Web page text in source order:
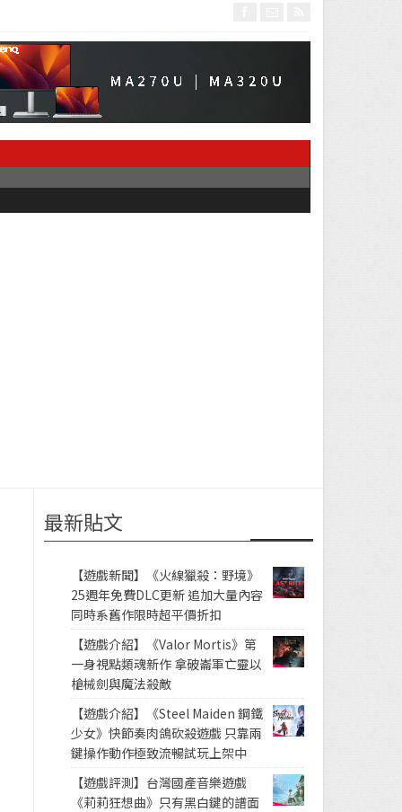
最新貼文
【遊戲新聞】《火線獵殺：野境》
25週年免費DLC更新 追加大量內容
同時系舊作限時超平價折扣
【遊戲介紹】《Valor Mortis》第
一身視點類魂新作 拿破崙軍亡靈以
槍械劍與魔法殺敵
【遊戲介紹】《Steel Maiden 鋼鐵
少女》快節奏肉鴿砍殺遊戲 只靠兩
鍵操作動作極致流暢試玩上架中
【遊戲評測】台灣國產音樂遊戲
《莉莉狂想曲》只有黑白鍵的譜面